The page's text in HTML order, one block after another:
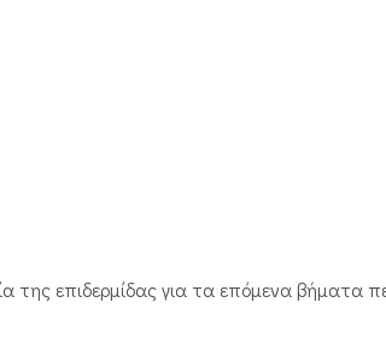
της επιδερμίδας για τα επόμενα βήματα